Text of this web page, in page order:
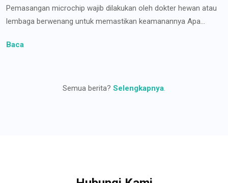
Pemasangan microchip wajib dilakukan oleh dokter hewan atau
lembaga berwenang untuk memastikan keamanannya Apa...
Baca
Semua berita? Selengkapnya.